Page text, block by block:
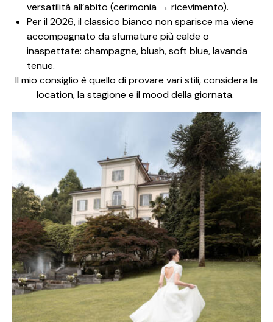
versatilità all’abito (cerimonia → ricevimento).
Per il 2026, il classico bianco non sparisce ma viene
accompagnato da sfumature più calde o
inaspettate: champagne, blush, soft blue, lavanda
tenue.
Il mio consiglio è quello di provare vari stili, considera la
location, la stagione e il mood della giornata.